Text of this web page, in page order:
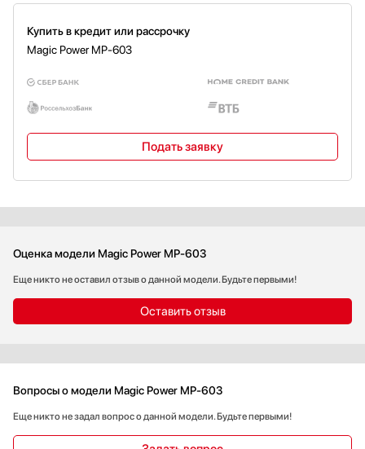
Купить в кредит или рассрочку
Magic Power MP-603
Подать заявку
Оценка модели Magic Power MP-603
Еще никто не оставил отзыв о данной модели. Будьте первыми!
Оставить отзыв
Вопросы о модели Magic Power MP-603
Еще никто не задал вопрос о данной модели. Будьте первыми!